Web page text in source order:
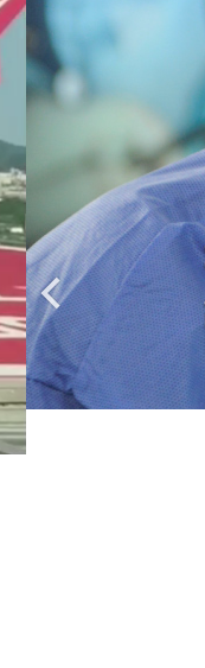
クロ
救命
透析室
医療
Previous